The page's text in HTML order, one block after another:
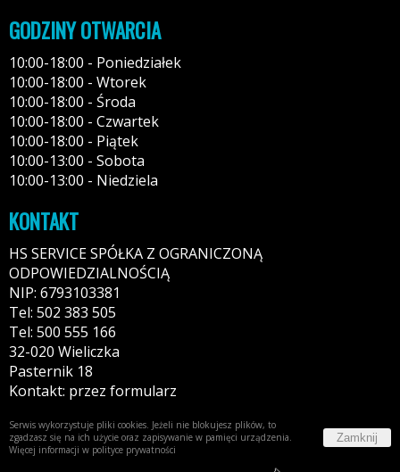
GODZINY OTWARCIA
10:00-18:00 - Poniedziałek
10:00-18:00 - Wtorek
10:00-18:00 - Środa
10:00-18:00 - Czwartek
10:00-18:00 - Piątek
10:00-13:00 - Sobota
10:00-13:00 - Niedziela
KONTAKT
HS SERVICE SPÓŁKA Z OGRANICZONĄ
ODPOWIEDZIALNOŚCIĄ
NIP: 6793103381
Tel: 502 383 505
Tel: 500 555 166
32-020 Wieliczka
Pasternik 18
Kontakt: przez formularz
Serwis wykorzystuje pliki cookies. Jeżeli nie blokujesz plików, to
zgadzasz się na ich użycie oraz zapisywanie w pamięci urządzenia.
Więcej informacji w polityce prywatności
Zamknij